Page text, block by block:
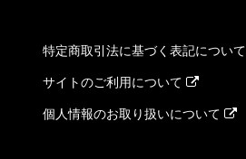
特定商取引法に基づく表記について
サイトのご利用について
個人情報のお取り扱いについて